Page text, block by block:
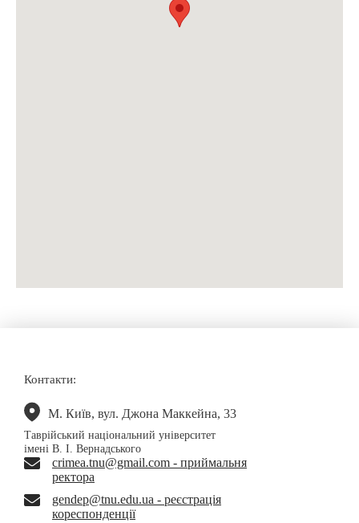
Контакти:
М. Київ, вул. Джона Маккейна, 33
Таврійський національний університет
імені В. І. Вернадського
crimea.tnu@gmail.com - приймальня
ректора
gendep@tnu.edu.ua - реєстрація
кореспонденції